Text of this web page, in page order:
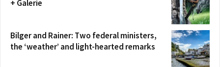
+ Galerie
Bilger and Rainer: Two federal ministers,
the ‘weather’ and light-hearted remarks